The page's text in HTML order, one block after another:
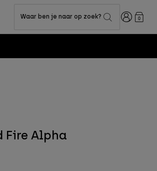
Waar ben je naar op zoek? Inloggen
0
Fire Alpha